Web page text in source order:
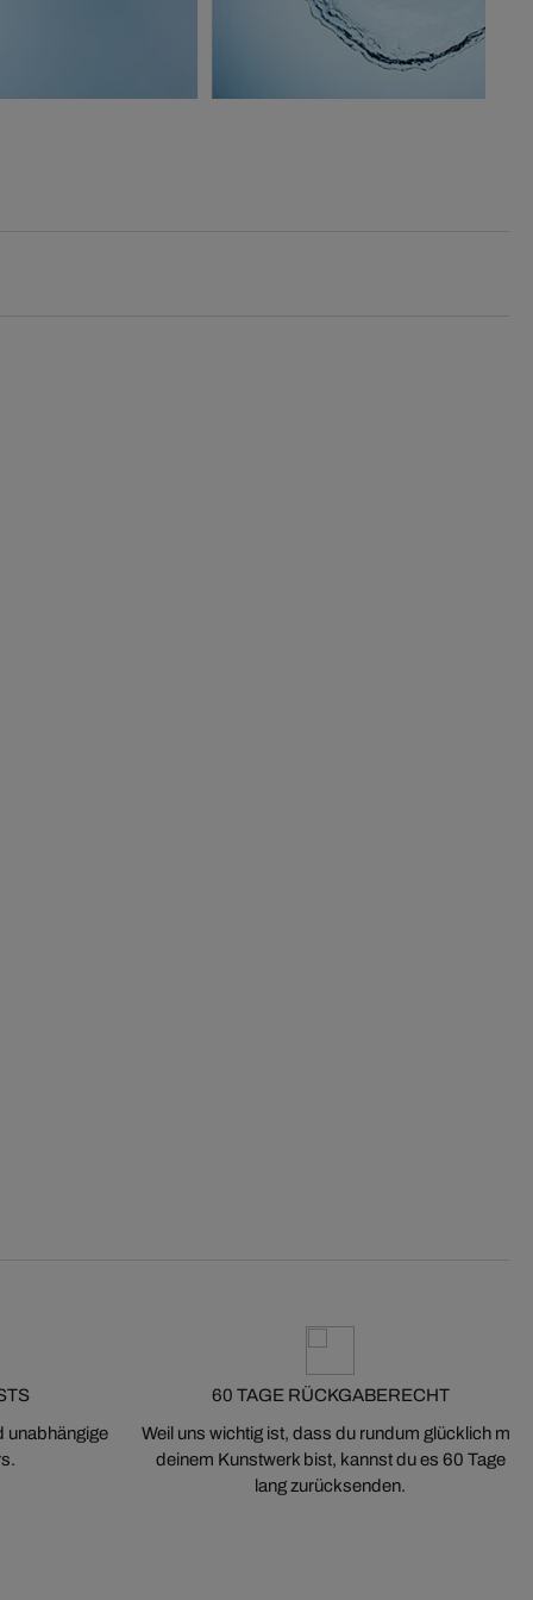
unabhängige
60 TAGE RÜCKGABERECHT
Weil uns wichtig ist, dass du rundum glücklich mit
deinem Kunstwerk bist, kannst du es 60 Tage
lang zurücksenden.